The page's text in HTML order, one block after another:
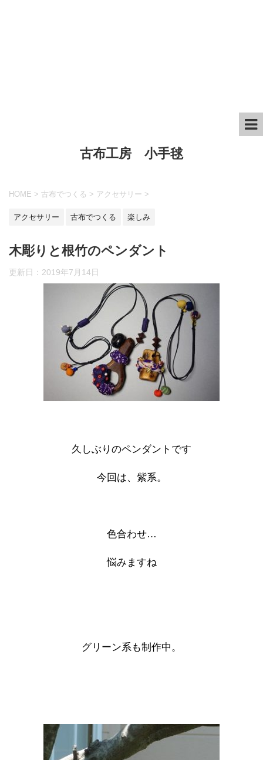
古布工房 小手毬
HOME > 古布でつくる > アクセサリー >
アクセサリー 古布でつくる 楽しみ
木彫りと根竹のペンダント
更新日： 2019年7月14日
久しぶりのペンダントです
今回は、紫系。
色合わせ…
悩みますね
グリーン系も制作中。